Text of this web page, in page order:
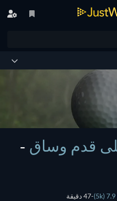
قدم وساق -
7.9 (5k) 47 دقيقة